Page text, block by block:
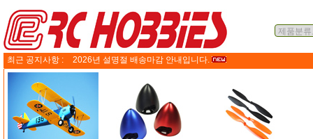
최근 공지사항 : 2026년 설명절 배송마감 안내입니다.